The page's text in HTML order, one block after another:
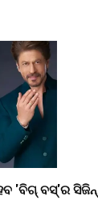
'ବିଗ୍ ବସ୍'ର ସିଜିନ୍